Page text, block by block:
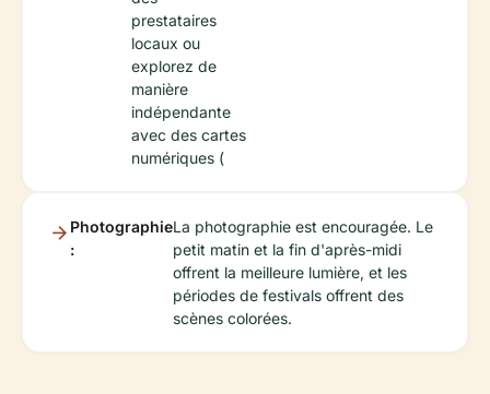
prestataires
locaux ou
explorez de
manière
indépendante
avec des cartes
numériques (
Photographie
:
La photographie est encouragée. Le
petit matin et la fin d'après-midi
offrent la meilleure lumière, et les
périodes de festivals offrent des
scènes colorées.